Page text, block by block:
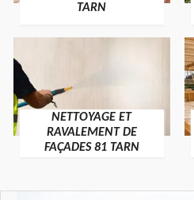
TARN
NETTOYAGE ET
RAVALEMENT DE
FAÇADES 81 TARN